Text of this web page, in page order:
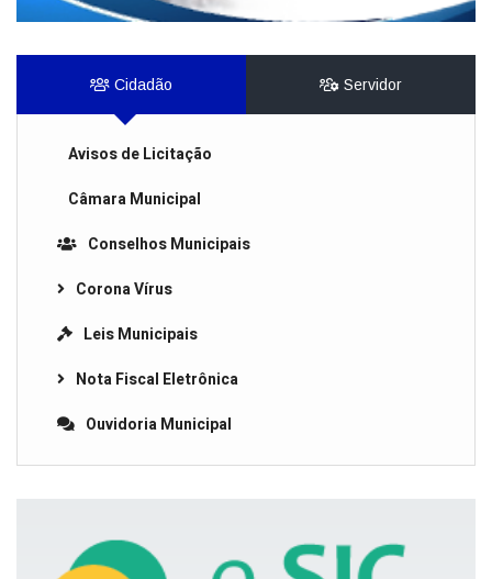
Cidadão Servidor
Avisos de Licitação
Câmara Municipal
Conselhos Municipais
Corona Vírus
Leis Municipais
Nota Fiscal Eletrônica
Ouvidoria Municipal